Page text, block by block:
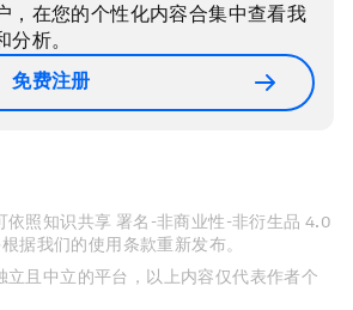
，在您的个性化内容合集中查看我
析。
免费注册
依照知识共享 署名-非商业性-非衍生品 4.0
据我们的使用条款重新发布。
立且中立的平台，以上内容仅代表作者个